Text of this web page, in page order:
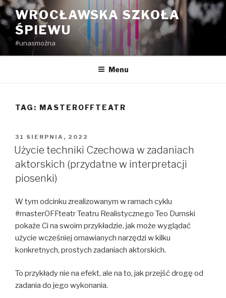
Przejdź
do
treści
WROCŁAWSKA SZKOŁA
ŚPIEWU
#unasmożna
Menu
TAG: MASTEROFFTEATR
OPUBLIKOWANE
W
31 SIERPNIA, 2022
Użycie techniki Czechowa w zadaniach
aktorskich (przydatne w interpretacji
piosenki)
W tym odcinku zrealizowanym w ramach cyklu
#masterOFFteatr Teatru Realistycznego Teo Dumski
pokaże Ci na swoim przykładzie, jak może wyglądać
użycie wcześniej omawianych narzędzi w kilku
konkretnych, prostych zadaniach aktorskich.
To przykłady nie na efekt, ale na to, jak przejść drogę od
zadania do jego wykonania.